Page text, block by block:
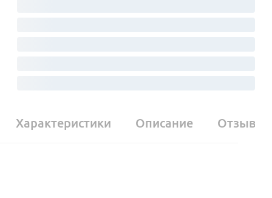
Характеристики Описание Отзывы